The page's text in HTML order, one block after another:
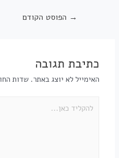
→ הפוסט הקודם
כתיבת תגובה
האימייל לא יוצג באתר. שדות